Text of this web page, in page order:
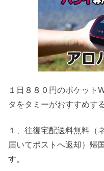
１日８８０円のポケット
タをタミーがおすすめす
１、往復宅配送料無料（
届いてポストへ返却）帰
す。